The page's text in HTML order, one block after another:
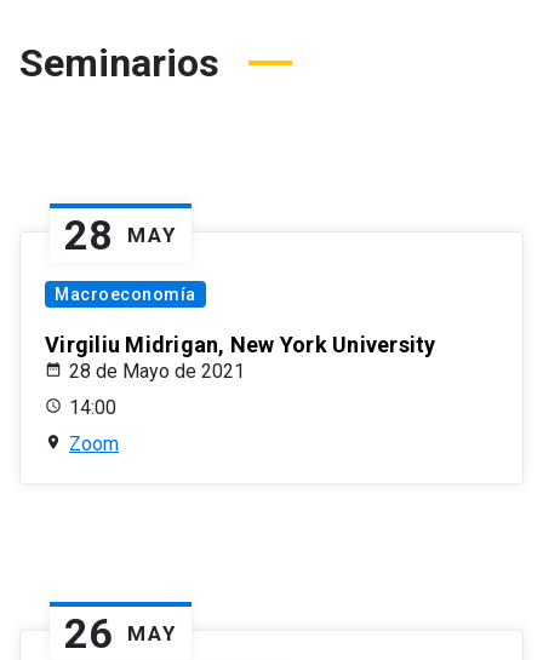
Seminarios
28 MAY
Macroeconomía
Virgiliu Midrigan, New York University
28 de Mayo de 2021
14:00
Zoom
26 MAY